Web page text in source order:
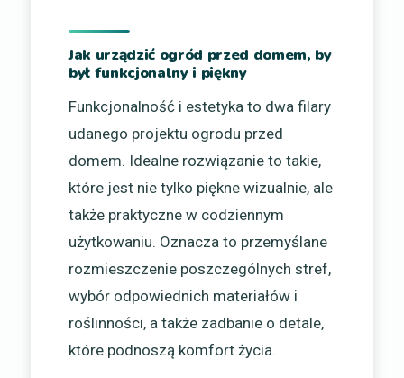
Jak urządzić ogród przed domem, by
był funkcjonalny i piękny
Funkcjonalność i estetyka to dwa filary
udanego projektu ogrodu przed
domem. Idealne rozwiązanie to takie,
które jest nie tylko piękne wizualnie, ale
także praktyczne w codziennym
użytkowaniu. Oznacza to przemyślane
rozmieszczenie poszczególnych stref,
wybór odpowiednich materiałów i
roślinności, a także zadbanie o detale,
które podnoszą komfort życia.